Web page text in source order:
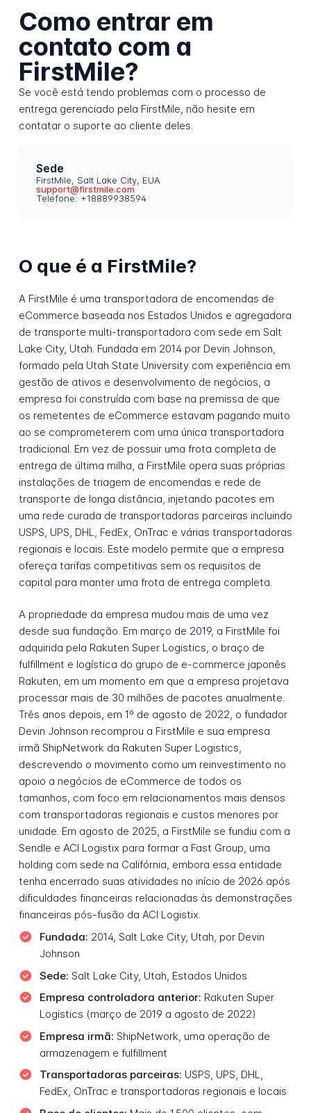
Como entrar em
contato com a
FirstMile?
Se você está tendo problemas com o processo de
entrega gerenciado pela FirstMile, não hesite em
contatar o suporte ao cliente deles.
Sede
FirstMile, Salt Lake City, EUA
support@firstmile.com
Telefone: +18889938594
O que é a FirstMile?
A FirstMile é uma transportadora de encomendas de
eCommerce baseada nos Estados Unidos e agregadora
de transporte multi-transportadora com sede em Salt
Lake City, Utah. Fundada em 2014 por Devin Johnson,
formado pela Utah State University com experiência em
gestão de ativos e desenvolvimento de negócios, a
empresa foi construída com base na premissa de que
os remetentes de eCommerce estavam pagando muito
ao se comprometerem com uma única transportadora
tradicional. Em vez de possuir uma frota completa de
entrega de última milha, a FirstMile opera suas próprias
instalações de triagem de encomendas e rede de
transporte de longa distância, injetando pacotes em
uma rede curada de transportadoras parceiras incluindo
USPS, UPS, DHL, FedEx, OnTrac e várias transportadoras
regionais e locais. Este modelo permite que a empresa
ofereça tarifas competitivas sem os requisitos de
capital para manter uma frota de entrega completa.
A propriedade da empresa mudou mais de uma vez
desde sua fundação. Em março de 2019, a FirstMile foi
adquirida pela Rakuten Super Logistics, o braço de
fulfillment e logística do grupo de e-commerce japonês
Rakuten, em um momento em que a empresa projetava
processar mais de 30 milhões de pacotes anualmente.
Três anos depois, em 1º de agosto de 2022, o fundador
Devin Johnson recomprou a FirstMile e sua empresa
irmã ShipNetwork da Rakuten Super Logistics,
descrevendo o movimento como um reinvestimento no
apoio a negócios de eCommerce de todos os
tamanhos, com foco em relacionamentos mais densos
com transportadoras regionais e custos menores por
unidade. Em agosto de 2025, a FirstMile se fundiu com a
Sendle e ACI Logistix para formar a Fast Group, uma
holding com sede na Califórnia, embora essa entidade
tenha encerrado suas atividades no início de 2026 após
dificuldades financeiras relacionadas às demonstrações
financeiras pós-fusão da ACI Logistix.
Fundada: 2014, Salt Lake City, Utah, por Devin
Johnson
Sede: Salt Lake City, Utah, Estados Unidos
Empresa controladora anterior: Rakuten Super
Logistics (março de 2019 a agosto de 2022)
Empresa irmã: ShipNetwork, uma operação de
armazenagem e fulfillment
Transportadoras parceiras: USPS, UPS, DHL,
FedEx, OnTrac e transportadoras regionais e locais